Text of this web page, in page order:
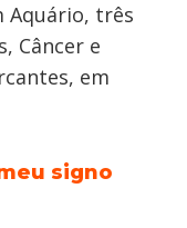
Aquário, três
Câncer e
em
signo